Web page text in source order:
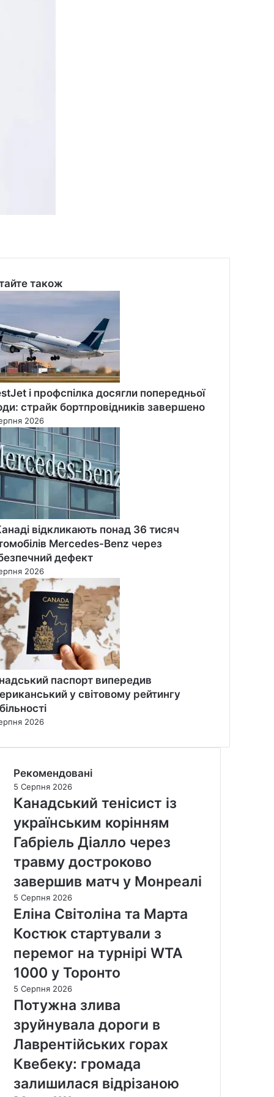
також
і профспілка досягли попередньої
страйк бортпровідників завершено
2026
відкликають понад 36 тисяч
Mercedes-Benz через
дефект
2026
паспорт випередив
у світовому рейтингу
2026
Рекомендовані
5 Серпня 2026
Канадський тенісист із
українським корінням
Габріель Діалло через
травму достроково
завершив матч у Монреалі
5 Серпня 2026
Еліна Світоліна та Марта
Костюк стартували з
перемог на турнірі WTA
1000 у Торонто
5 Серпня 2026
Потужна злива
зруйнувала дороги в
Лаврентійських горах
Квебеку: громада
залишилася відрізаною